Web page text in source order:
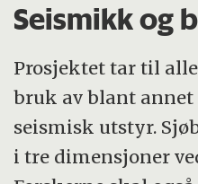
Seismikk og
Prosjektet tar til
bruk av blant
seismisk utstyr.
i tre dimensjoner